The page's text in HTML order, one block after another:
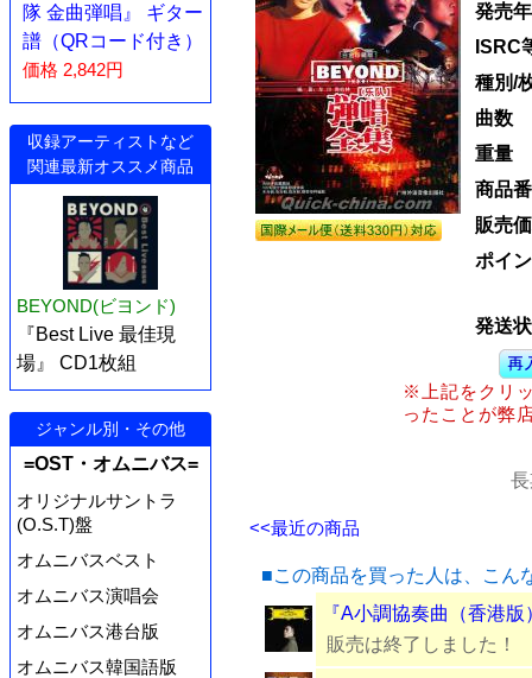
隊 金曲弾唱』 ギター
譜（QRコード付き）
価格 2,842円
収録アーティストなど
関連最新オススメ商品
BEYOND(ビヨンド)
『Best Live 最佳現
場』 CD1枚組
ジャンル別・その他
=OST・オムニバス=
オリジナルサントラ
(O.S.T)盤
オムニバスベスト
オムニバス演唱会
オムニバス港台版
オムニバス韓国語版
発売年
ISRC
種別/
曲数
重量
商品
販売
ポイ
発送
※上記をクリ
ったことが弊
<<最近の商品
■この商品を買った人は、こん
『A小調協奏曲（香港
販売は終了しました！